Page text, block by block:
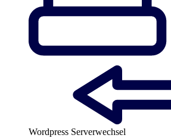
Wordpress Serverwechsel